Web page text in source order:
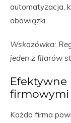
automatyzacja,
obowiązki.
Wskazówka:
jeden z filarów
Efektywne
firmowymi
Każda firma